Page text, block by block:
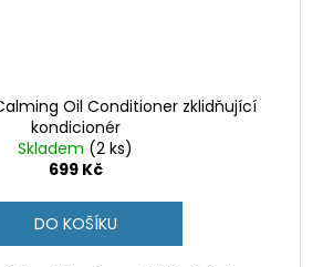
Oil Conditioner zklidňující
kondicionér
Skladem (2 ks)
699 Kč
DO KOŠÍKU